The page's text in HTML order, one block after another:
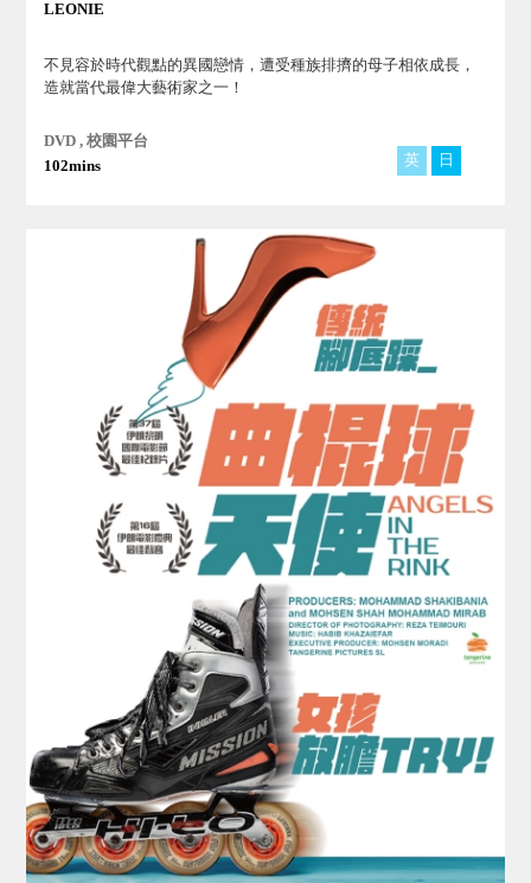
LEONIE
不見容於時代觀點的異國戀情，遭受種族排擠的母子相依成長，
造就當代最偉大藝術家之一！
DVD , 校園平台
102mins
英 日